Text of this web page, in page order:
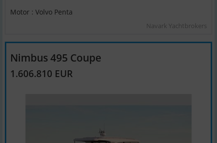
Motor : Volvo Penta
Navark Yachtbrokers
Nimbus 495 Coupe
1.606.810 EUR